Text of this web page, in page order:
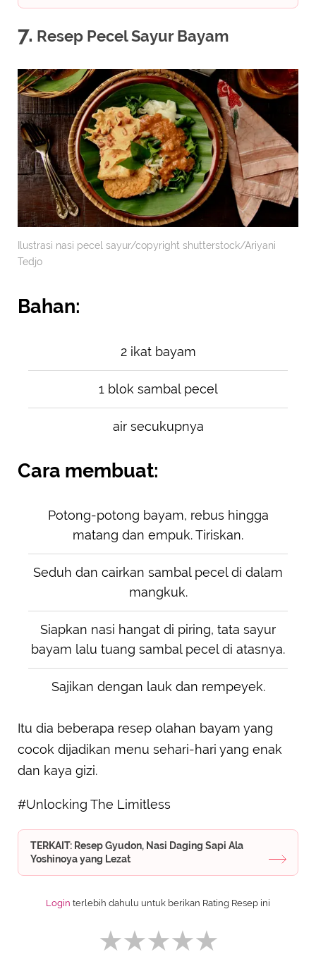
7. Resep Pecel Sayur Bayam
Ilustrasi nasi pecel sayur/copyright shutterstock/Ariyani
Tedjo
Bahan:
2 ikat bayam
1 blok sambal pecel
air secukupnya
Cara membuat:
Potong-potong bayam, rebus hingga
matang dan empuk. Tiriskan.
Seduh dan cairkan sambal pecel di dalam
mangkuk.
Siapkan nasi hangat di piring, tata sayur
bayam lalu tuang sambal pecel di atasnya.
Sajikan dengan lauk dan rempeyek.
Itu dia beberapa resep olahan bayam yang
cocok dijadikan menu sehari-hari yang enak
dan kaya gizi.
#Unlocking The Limitless
TERKAIT: Resep Gyudon, Nasi Daging Sapi Ala
Yoshinoya yang Lezat
Login terlebih dahulu untuk berikan Rating Resep ini